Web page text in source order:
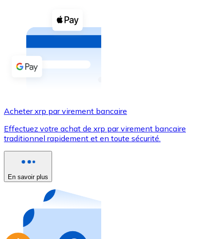
Coupons crypto
Achetez des cryptomonnaies en espèces et d'autres
Acheter avec espèces
Virement SEPA
Utilisez les cartes Visa et Mastercard pour acheter
Acheter avec carte
Nouveau
Achetez des cartes-cadeaux de vos marques
Aller à la boutique de cartes-cadeaux
Acheter xrp par virement bancaire
Effectuez votre achat de xrp par virement bancaire
traditionnel rapidement et en toute sécurité.
En savoir plus